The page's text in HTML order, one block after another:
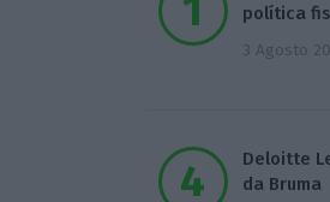
política
3 Agosto
Deloitte
da Bruma